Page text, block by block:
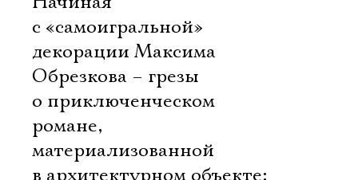
с «самоигральной»
декорации Максима
Обрезкова – грезы
о приключенческом
романе,
материализованной
в архитектурном объекте: